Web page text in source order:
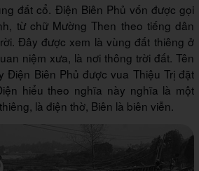
đất cổ. Điện Biên Phủ vốn được gọi
từ chữ Mường Then theo tiếng dân
Đây được xem là vùng đất thiêng ở
niệm xưa, là nơi thông trời đất. Tên
Điện Biên Phủ được vua Thiệu Trị đặt
hiểu theo nghĩa này nghĩa là một
là điện thờ, Biên là biên viễn.